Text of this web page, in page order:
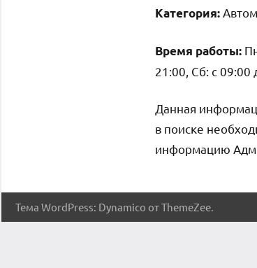
Категория:
Время работы:
21:00, Сб: с 09:00
Данная
в поиске
информацию
Тема WordPress: Dynamico от ThemeZee.